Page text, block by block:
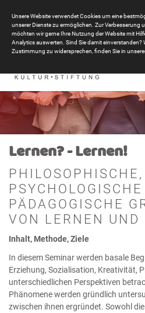
Lernen? - Lernen!
PHILOSOPHISCHE,
PSYCHOLOGISCHE
PÄDAGOGISCHE
VON LERNEN UND
Inhalt, Methode, Ziele
In diesem Seminar werden basale
Erziehung, Sozialisation, Kreativität,
unterschiedlichen Perspektiven
Phänomene werden gründlich
zwischen ihnen ergründet. Sowohl
Unsere Website verwendet Cookies um eine
unserer Dienste zu ermöglichen. Zur Verbesserung
möchten wir gerne Ihre Nutzung der Website mit
Analytics auswerten. Sind Sie damit einverstanden?
Zustimmung zu widersprechen, finden Sie in